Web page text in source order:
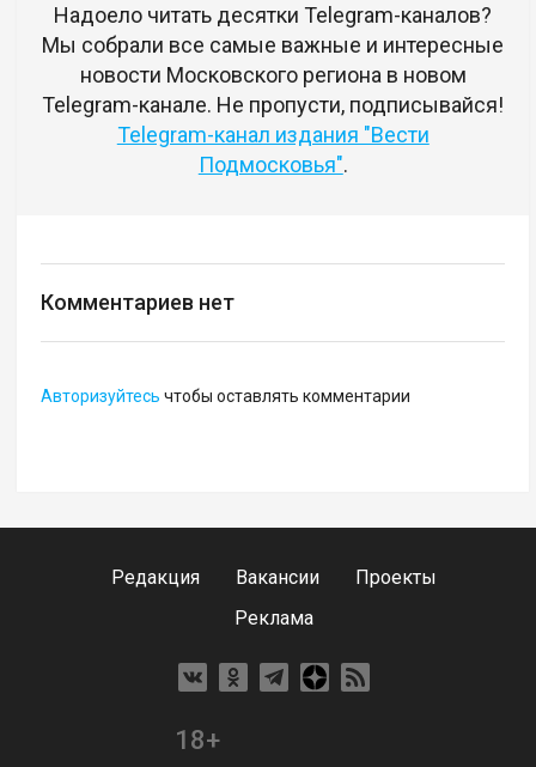
Надоело читать десятки Telegram-каналов?
Мы собрали все самые важные и интересные
новости Московского региона в новом
Telegram-канале. Не пропусти, подписывайся!
Telegram-канал издания "Вести
Подмосковья".
Комментариев нет
Авторизуйтесь чтобы оставлять комментарии
Редакция Вакансии
Проекты
Реклама
18+